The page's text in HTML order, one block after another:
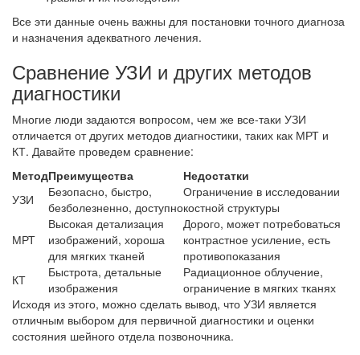
Все эти данные очень важны для постановки точного диагноза
и назначения адекватного лечения.
Сравнение УЗИ и других методов
диагностики
Многие люди задаются вопросом, чем же все-таки УЗИ
отличается от других методов диагностики, таких как МРТ и
КТ. Давайте проведем сравнение:
МетодПреимущества
Недостатки
УЗИ
Безопасно, быстро,
безболезненно, доступно
Ограничение в исследовании
костной структуры
МРТ
Высокая детализация
изображений, хороша
для мягких тканей
Дорого, может потребоваться
контрастное усиление, есть
противопоказания
КТ
Быстрота, детальные
изображения
Радиационное облучение,
ограничение в мягких тканях
Исходя из этого, можно сделать вывод, что УЗИ является
отличным выбором для первичной диагностики и оценки
состояния шейного отдела позвоночника.